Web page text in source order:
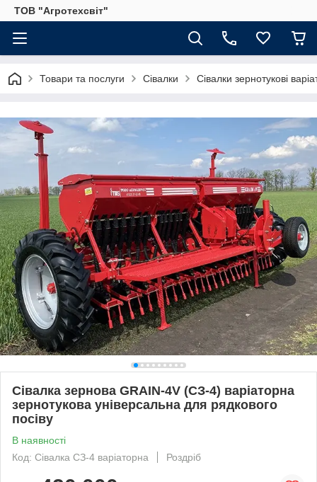
ТОВ "Агротехсвіт"
Товари та послуги Сівалки Сівалки зернотукові
Сівалка зернова GRAIN-4V (СЗ-4) варіаторна
зернотукова універсальна для рядкового
посіву
В наявності
Код: Сівалка СЗ-4 варіаторна
Роздріб